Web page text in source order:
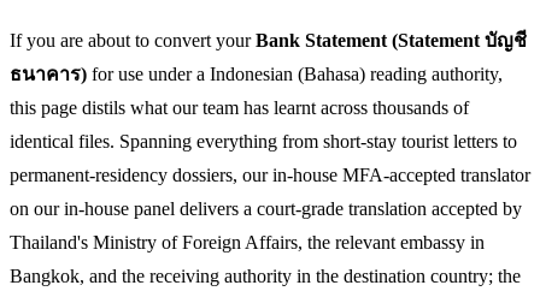
If you are about to convert yourBank Statement (Statement บัญชี
ธนาคาร) for use under a Indonesian (Bahasa) reading authority,
this page distils what our team has learnt across thousands of
identical files. Spanning everything from short-stay tourist letters to
permanent-residency dossiers, our in-house MFA-accepted translator
on our in-house panel delivers a court-grade translation accepted by
Thailand's Ministry of Foreign Affairs, the relevant embassy in
Bangkok, and the receiving authority in the destination country; the